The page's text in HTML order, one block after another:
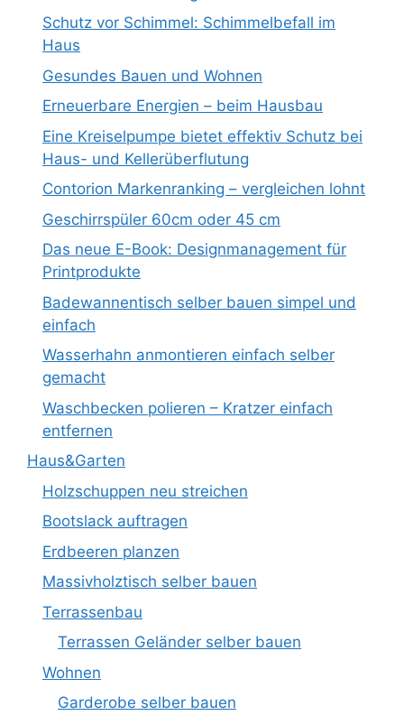
Schutz vor Schimmel: Schimmelbefall im
Haus
Gesundes Bauen und Wohnen
Erneuerbare Energien – beim Hausbau
Eine Kreiselpumpe bietet effektiv Schutz bei
Haus- und Kellerüberflutung
Contorion Markenranking – vergleichen lohnt
Geschirrspüler 60cm oder 45 cm
Das neue E-Book: Designmanagement für
Printprodukte
Badewannentisch selber bauen simpel und
einfach
Wasserhahn anmontieren einfach selber
gemacht
Waschbecken polieren – Kratzer einfach
entfernen
Haus&Garten
Holzschuppen neu streichen
Bootslack auftragen
Erdbeeren planzen
Massivholztisch selber bauen
Terrassenbau
Terrassen Geländer selber bauen
Wohnen
Garderobe selber bauen